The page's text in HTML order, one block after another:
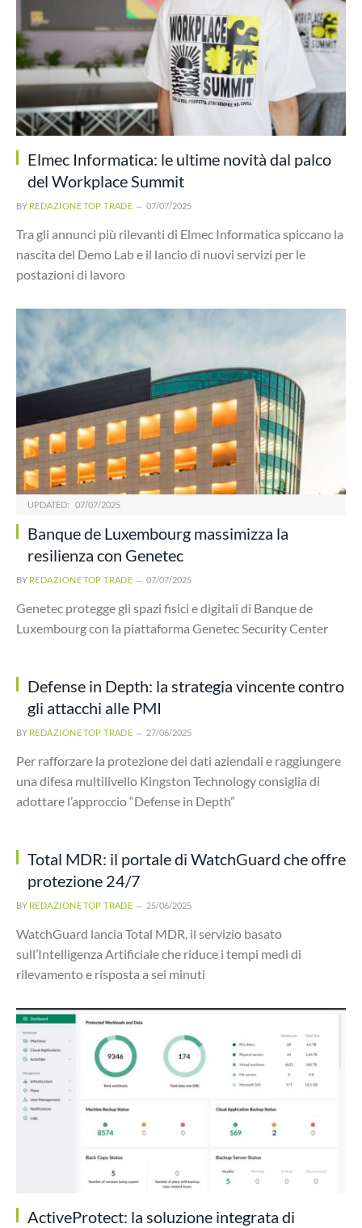
Elmec Informatica: le ultime novità dal palco
del Workplace Summit
BY REDAZIONE TOP TRADE 07/07/2025
Tra gli annunci più rilevanti di Elmec Informatica spiccano la
nascita del Demo Lab e il lancio di nuovi servizi per le
postazioni di lavoro
UPDATED: 07/07/2025
Banque de Luxembourg massimizza la
resilienza con Genetec
BY REDAZIONE TOP TRADE 07/07/2025
Genetec protegge gli spazi fisici e digitali di Banque de
Luxembourg con la piattaforma Genetec Security Center
Defense in Depth: la strategia vincente contro
gli attacchi alle PMI
BY REDAZIONE TOP TRADE 27/06/2025
Per rafforzare la protezione dei dati aziendali e raggiungere
una difesa multilivello Kingston Technology consiglia di
adottare l’approccio “Defense in Depth”
Total MDR: il portale di WatchGuard che offre
protezione 24/7
BY REDAZIONE TOP TRADE 25/06/2025
WatchGuard lancia Total MDR, il servizio basato
sull’Intelligenza Artificiale che riduce i tempi medi di
rilevamento e risposta a sei minuti
ActiveProtect: la soluzione integrata di